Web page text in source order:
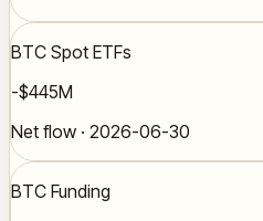
BTC Spot ETFs
-$445M
Net flow · 2026-06-30
BTC Funding